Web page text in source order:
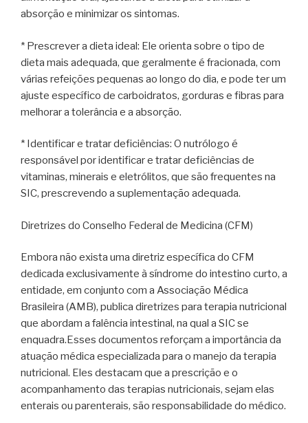
absorção e minimizar os sintomas.
* Prescrever a dieta ideal: Ele orienta sobre o tipo de
dieta mais adequada, que geralmente é fracionada, com
várias refeições pequenas ao longo do dia, e pode ter um
ajuste específico de carboidratos, gorduras e fibras para
melhorar a tolerância e a absorção.
* Identificar e tratar deficiências: O nutrólogo é
responsável por identificar e tratar deficiências de
vitaminas, minerais e eletrólitos, que são frequentes na
SIC, prescrevendo a suplementação adequada.
Diretrizes do Conselho Federal de Medicina (CFM)
Embora não exista uma diretriz específica do CFM
dedicada exclusivamente à síndrome do intestino curto, a
entidade, em conjunto com a Associação Médica
Brasileira (AMB), publica diretrizes para terapia nutricional
que abordam a falência intestinal, na qual a SIC se
enquadra.Esses documentos reforçam a importância da
atuação médica especializada para o manejo da terapia
nutricional. Eles destacam que a prescrição e o
acompanhamento das terapias nutricionais, sejam elas
enterais ou parenterais, são responsabilidade do médico.